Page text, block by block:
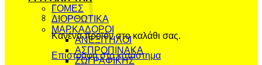
Κανένα προϊόν στο καλάθι σας.
Επιστροφή στο κατάστημα
ΓΟΜΕΣ
ΔΙΟΡΘΩΤΙΚΑ
ΜΑΡΚΑΔΟΡΟΙ
ΑΝΕΞΙΤΗΛΟΙ
ΑΣΠΡΟΠΙΝΑΚΑ
ΖΩΓΡΑΦΙΚΗΣ